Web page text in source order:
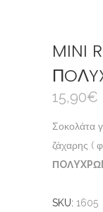
MINI
15,90€
Σοκολάτα
ζάχαρης (
SKU: 1605